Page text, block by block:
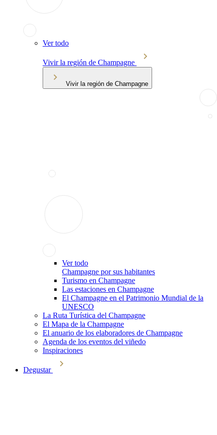
Ver todo
Vivir la región de Champagne
Vivir la región de Champagne
Ver todo
Champagne por sus habitantes
Turismo en Champagne
Las estaciones en Champagne
El Champagne en el Patrimonio Mundial de la
UNESCO
La Ruta Turística del Champagne
El Mapa de la Champagne
El anuario de los elaboradores de Champagne
Agenda de los eventos del viñedo
Inspiraciones
Degustar